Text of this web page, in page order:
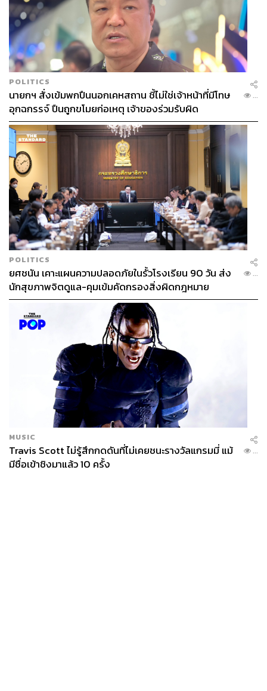
POLITICS
นายกฯ สั่งเข้มพกปืนนอกเคหสถาน ชี้ไม่ใช่เจ้าหน้าที่มีโทษ
อุกฉกรรจ์ ปืนถูกขโมยก่อเหตุ เจ้าของร่วมรับผิด
...
POLITICS
ยศชนัน เคาะแผนความปลอดภัยในรั้วโรงเรียน 90 วัน ส่ง
นักสุขภาพจิตดูแล-คุมเข้มคัดกรองสิ่งผิดกฎหมาย
...
MUSIC
Travis Scott ไม่รู้สึกกดดันที่ไม่เคยชนะรางวัลแกรมมี่ แม้
มีชื่อเข้าชิงมาแล้ว 10 ครั้ง
...